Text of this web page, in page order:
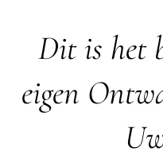
Dit is het
eigen